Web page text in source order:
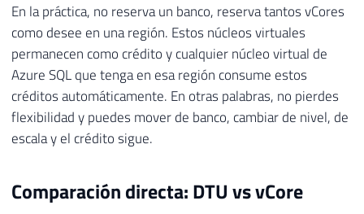
En la práctica, no reserva un banco, reserva tantos vCores
como desee en una región. Estos núcleos virtuales
permanecen como crédito y cualquier núcleo virtual de
Azure SQL que tenga en esa región consume estos
créditos automáticamente. En otras palabras, no pierdes
flexibilidad y puedes mover de banco, cambiar de nivel, de
escala y el crédito sigue.
Comparación directa: DTU vs vCore